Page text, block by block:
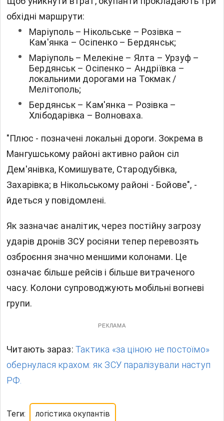
обхідні маршрути:
Маріуполь – Нікольське – Розівка –
Кам'янка – Осіпенко – Бердянськ;
Маріуполь – Мелекіне – Ялта – Урзуф –
Бердянськ – Осіпенко – Андріївка –
локальними дорогами на Токмак /
Мелітополь;
Бердянськ – Кам'янка – Розівка –
Хлібодарівка – Волноваха.
"Плюс - позначені локальні дороги. Зокрема в
Мангушському районі активно район сіл
Дем'янівка, Комишувате, Стародубівка,
Захарівка; в Нікольському районі - Бойове", -
йдеться у повідомлені.
Як зазначає аналітик, через постійну загрозу
ударів дронів ЗСУ росіяни тепер перевозять
озброєння значно меншими колонами. Це
означає більше рейсів і більше витраченого
часу. Колони супроводжують мобільні вогневі
групи.
РЕКЛАМА
Читають зараз: Тактика «за ціною не постоїмо»
обернулася крахом: як ЗСУ паралізували наступ
РФ.
Теги: логістика окупантів